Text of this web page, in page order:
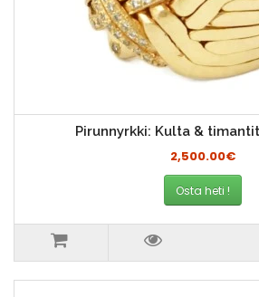
Pirunnyrkki: Kulta &
2,500.00€
Osta heti !